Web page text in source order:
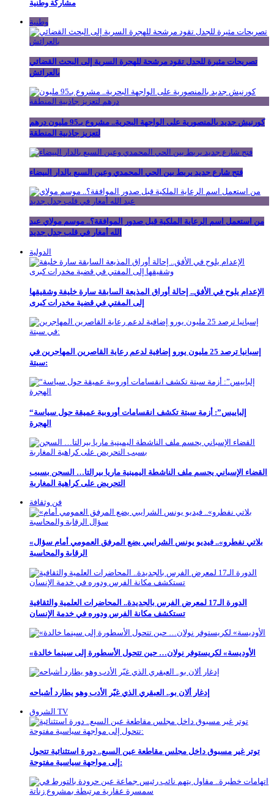
مشاركة وطنية
وطنية
تصريحات مثيرة للجدل تقود مرشحة للهجرة السرية إلى البحث القضائي
بالعرائش
كورنيش جديد بالمنصورية على الواجهة البحرية.. مشروع بـ95 مليون درهم
لتعزيز جاذبية المنطقة
فتح شارع جديد يربط بين الحي المحمدي وعين السبع بالدار البيضاء
من استعمل اسم الرعاية الملكية قبل صدور الموافقة؟.. موسم مولاي عبد
الله أمغار في قلب جدل جديد
الدولية
الإعدام يلوح في الأفق.. إحالة أوراق المذيعة السابقة سارة خليفة وشقيقها
إلى المفتي في قضية مخدرات كبرى
إسبانيا ترصد 25 مليون يورو إضافية لدعم رعاية القاصرين المهاجرين في
سبتة:
“إلباييس”: أزمة سبتة تكشف انقسامات أوروبية عميقة حول سياسة
الهجرة
القضاء الإسباني يحسم ملف الناشطة اليمينية ماريا بيرالتا… السجن بسبب
التحريض على كراهية المغاربة
فن وثقافة
«بلاتي نفطرو».. فيديو يونس الشرايبي يضع المرفق العمومي أمام سؤال
الرقابة والمحاسبة
الدورة الـ17 لمعرض الفرس بالجديدة.. المحاضرات العلمية والثقافية
تستكشف مكانة الفرس ودوره في خدمة الإنسان
«الأوديسة» لكريستوفر نولان… حين تتحول الأسطورة إلى سينما خالدة
إدغار ألان بو.. العبقري الذي غيّر الأدب وهو يطارد أشباحه
الشروق TV
توتر غير مسبوق داخل مجلس مقاطعة عين السبع.. دورة استثنائية تتحول
إلى مواجهة سياسية مفتوحة: